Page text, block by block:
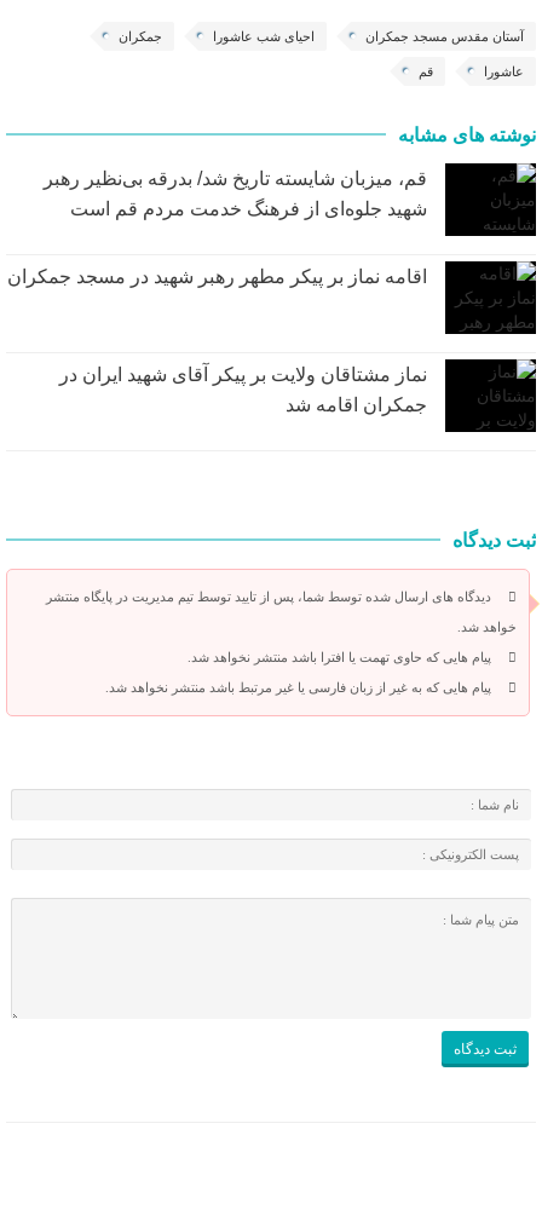
آستان مقدس مسجد جمکران احیای شب عاشورا جمکران
عاشورا قم
نوشته های مشابه
قم، میزبان شایسته تاریخ شد/ بدرقه بی‌نظیر رهبر
شهید جلوه‌ای از فرهنگ خدمت مردم قم است
اقامه نماز بر پیکر مطهر رهبر شهید در مسجد جمکران
نماز مشتاقان ولایت بر پیکر آقای شهید ایران در
جمکران اقامه شد
ثبت دیدگاه
دیدگاه های ارسال شده توسط شما، پس از تایید توسط تیم مدیریت در پایگاه منتشر
خواهد شد.
پیام هایی که حاوی تهمت یا افترا باشد منتشر نخواهد شد.
پیام هایی که به غیر از زبان فارسی یا غیر مرتبط باشد منتشر نخواهد شد.